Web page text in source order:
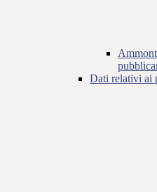
Dati relativi ai